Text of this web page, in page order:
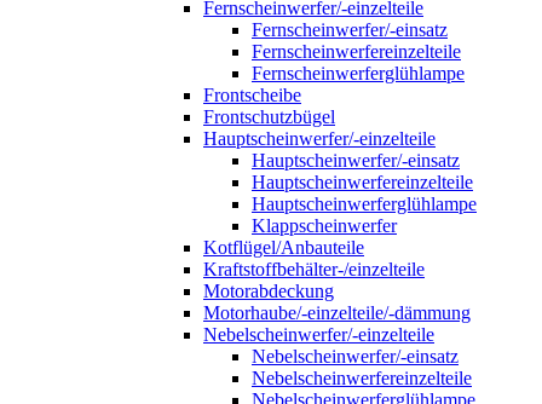
Fernscheinwerfer/-einzelteile
Fernscheinwerfer/-einsatz
Fernscheinwerfereinzelteile
Fernscheinwerferglühlampe
Frontscheibe
Frontschutzbügel
Hauptscheinwerfer/-einzelteile
Hauptscheinwerfer/-einsatz
Hauptscheinwerfereinzelteile
Hauptscheinwerferglühlampe
Klappscheinwerfer
Kotflügel/Anbauteile
Kraftstoffbehälter-/einzelteile
Motorabdeckung
Motorhaube/-einzelteile/-dämmung
Nebelscheinwerfer/-einzelteile
Nebelscheinwerfer/-einsatz
Nebelscheinwerfereinzelteile
Nebelscheinwerferglühlampe